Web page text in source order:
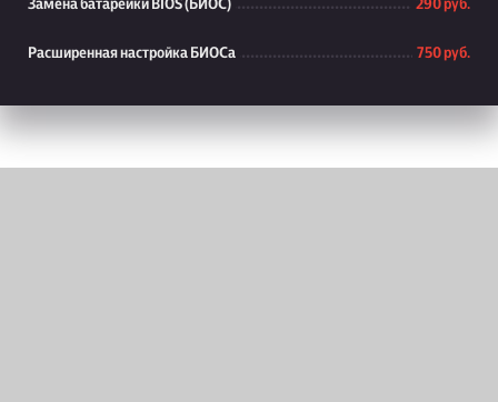
Замена батарейки BIOS (БИОС) 290 руб.
Расширенная настройка БИОСа 750 руб.